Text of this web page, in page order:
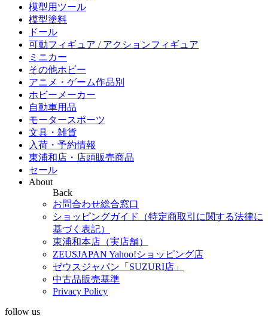
模型用ツール
模型塗料
ドール
可動フィギュア / アクションフィギュア
ミニカー
その他ホビー
アニメ・ゲーム作品別
ホビーメーカー
自動車用品
モータースポーツ
文具・雑貨
入荷・予約情報
東浦和店・店頭販売商品
セール
About
Back
お問合わせ総合窓口
ショッピングガイド（特定商取引に関する法律に
基づく表記）
東浦和本店（実店舗）
ZEUSJAPAN Yahoo!ショッピング店
ゼウスジャパン「SUZURI店」
中古品販売基準
Privacy Policy
follow us